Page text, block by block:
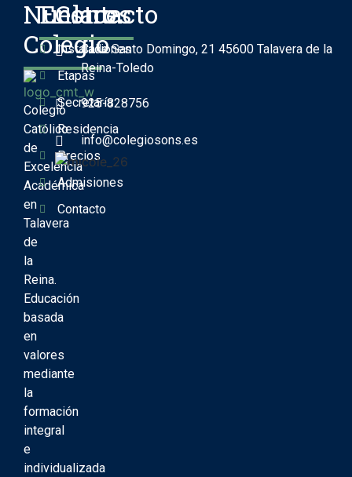
Nuestro
Colegio
Colegio
Católico
de
Excelencia
Académica
en
Talavera
de
la
Reina.
Educación
basada
en
valores
mediante
la
formación
integral
e
individualizada
Enlaces
Instalaciones
Etapas
Secretaría
Residencia
Precios
Admisiones
Contacto
Contacto
Calle Santo Domingo, 21 45600 Talavera de la
Reina-Toledo
925-828756
info@colegiosons.es